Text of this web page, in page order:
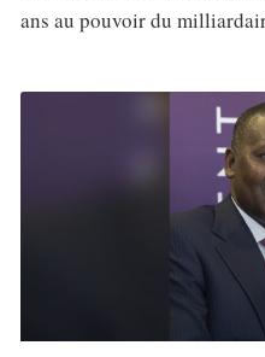
ans au pouvoir du